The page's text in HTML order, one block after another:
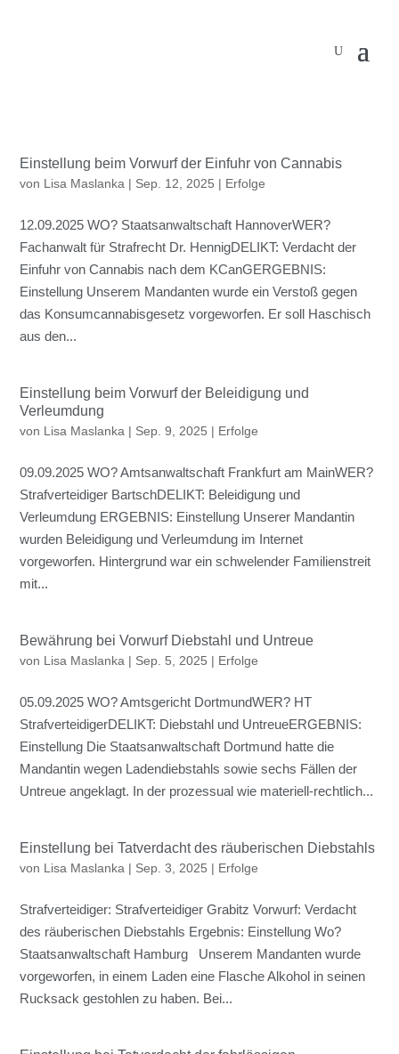
Einstellung beim Vorwurf der Einfuhr von Cannabis
von Lisa Maslanka | Sep. 12, 2025 | Erfolge
12.09.2025 WO? Staatsanwaltschaft HannoverWER?
Fachanwalt für Strafrecht Dr. HennigDELIKT: Verdacht der
Einfuhr von Cannabis nach dem KCanGERGEBNIS:
Einstellung Unserem Mandanten wurde ein Verstoß gegen
das Konsumcannabisgesetz vorgeworfen. Er soll Haschisch
aus den...
Einstellung beim Vorwurf der Beleidigung und
Verleumdung
von Lisa Maslanka | Sep. 9, 2025 | Erfolge
09.09.2025 WO? Amtsanwaltschaft Frankfurt am MainWER?
Strafverteidiger BartschDELIKT: Beleidigung und
Verleumdung ERGEBNIS: Einstellung Unserer Mandantin
wurden Beleidigung und Verleumdung im Internet
vorgeworfen. Hintergrund war ein schwelender Familienstreit
mit...
Bewährung bei Vorwurf Diebstahl und Untreue
von Lisa Maslanka | Sep. 5, 2025 | Erfolge
05.09.2025 WO? Amtsgericht DortmundWER? HT
StrafverteidigerDELIKT: Diebstahl und UntreueERGEBNIS:
Einstellung Die Staatsanwaltschaft Dortmund hatte die
Mandantin wegen Ladendiebstahls sowie sechs Fällen der
Untreue angeklagt. In der prozessual wie materiell-rechtlich...
Einstellung bei Tatverdacht des räuberischen Diebstahls
von Lisa Maslanka | Sep. 3, 2025 | Erfolge
Strafverteidiger: Strafverteidiger Grabitz Vorwurf: Verdacht
des räuberischen Diebstahls Ergebnis: Einstellung Wo?
Staatsanwaltschaft Hamburg Unserem Mandanten wurde
vorgeworfen, in einem Laden eine Flasche Alkohol in seinen
Rucksack gestohlen zu haben. Bei...